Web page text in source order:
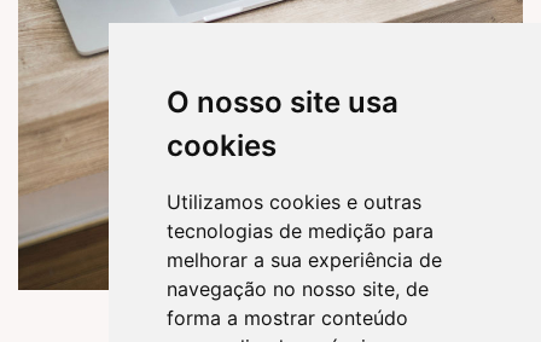
O nosso site usa
cookies
Utilizamos cookies e outras
tecnologias de medição para
melhorar a sua experiência de
navegação no nosso site, de
forma a mostrar conteúdo